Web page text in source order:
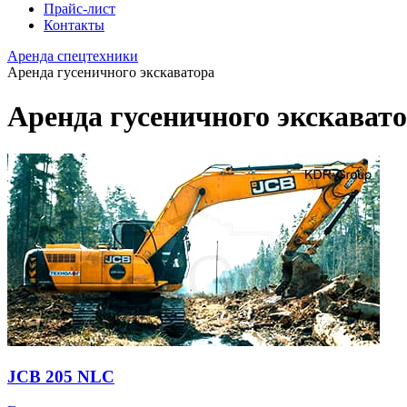
Прайс-лист
Контакты
Аренда спецтехники
Аренда гусеничного экскаватора
Аренда гусеничного
JCB 205 NLC